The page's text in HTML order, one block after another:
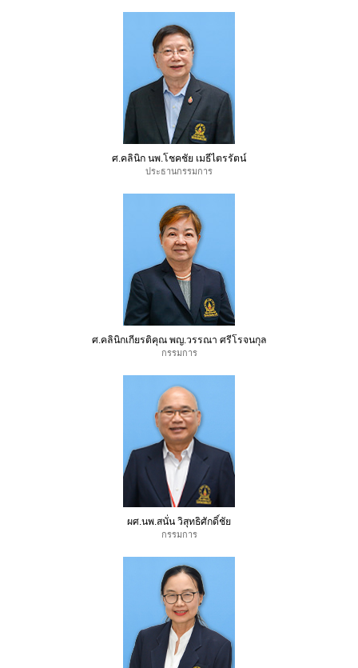
ศ.คลินิก นพ.โชคชัย เมธีไตรรัตน์
ประธานกรรมการ
ศ.คลินิกเกียรติคุณ พญ.วรรณา ศรีโรจนกุล
กรรมการ
ผศ.นพ.สนั่น วิสุทธิศักดิ์ชัย
กรรมการ